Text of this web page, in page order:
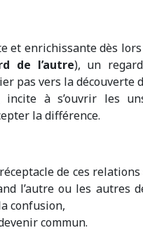
et enrichissante dès
de l’autre), un
pas vers la découverte
à s’ouvrir les
la différence.
de ces
l’autre ou les autres
confusion,
commun.